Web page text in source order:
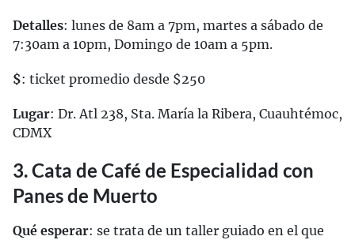
Detalles: lunes de 8am a 7pm, martes a sábado de
7:30am a 10pm, Domingo de 10am a 5pm.
$: ticket promedio desde $250
Lugar: Dr. Atl 238, Sta. María la Ribera, Cuauhtémoc,
CDMX
3. Cata de Café de Especialidad con
Panes de Muerto
Qué esperar: se trata de un taller guiado en el que